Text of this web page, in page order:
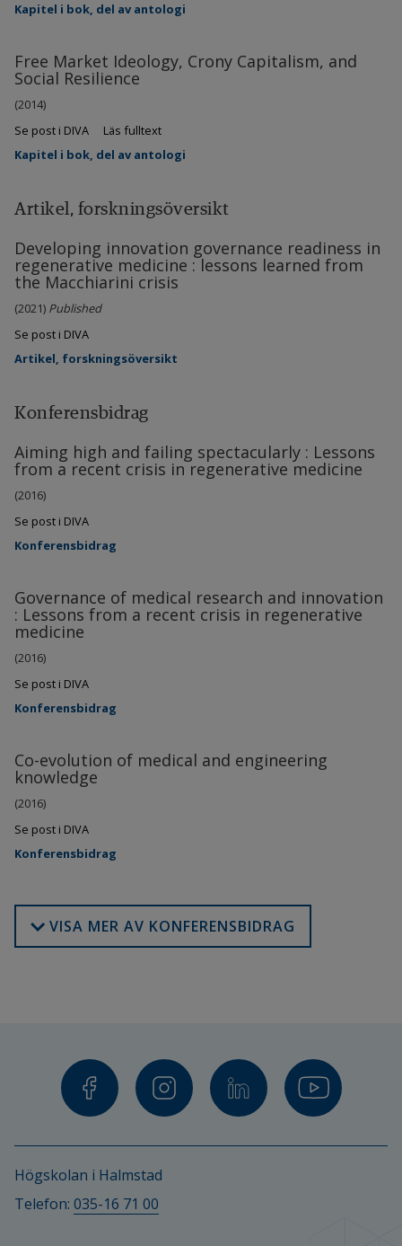
Kapitel i bok, del av antologi
Free Market Ideology, Crony Capitalism, and
Social Resilience
(2014)
Se post i DIVA
Läs fulltext
Kapitel i bok, del av antologi
Artikel, forskningsöversikt
Developing innovation governance readiness in
regenerative medicine : lessons learned from
the Macchiarini crisis
(2021) Published
Se post i DIVA
Artikel, forskningsöversikt
Konferensbidrag
Aiming high and failing spectacularly : Lessons
from a recent crisis in regenerative medicine
(2016)
Se post i DIVA
Konferensbidrag
Governance of medical research and innovation
: Lessons from a recent crisis in regenerative
medicine
(2016)
Se post i DIVA
Konferensbidrag
Co-evolution of medical and engineering
knowledge
(2016)
Se post i DIVA
Konferensbidrag
VISA MER AV KONFERENSBIDRAG
Högskolan i Halmstad
Telefon: 035-16 71 00